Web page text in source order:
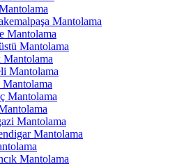
Mantolama
Mantolama
Mantolama
Mantolama
Mantolama
Mantolama
Mantolama
Mantolama